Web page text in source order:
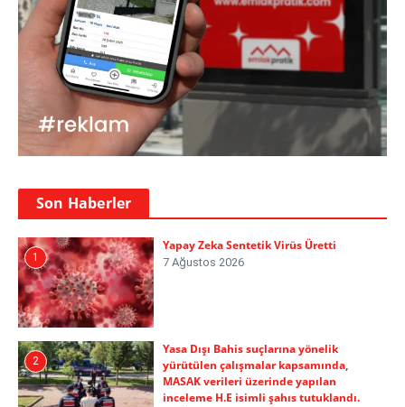
Son Haberler
1
Yapay Zeka Sentetik Virüs Üretti
7 Ağustos 2026
2
Yasa Dışı Bahis suçlarına yönelik
yürütülen çalışmalar kapsamında,
MASAK verileri üzerinde yapılan
inceleme H.E isimli şahıs tutuklandı.